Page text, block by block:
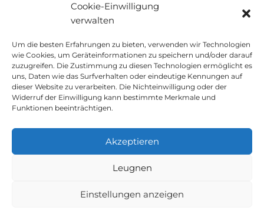
Cookie-Einwilligung
verwalten
Um die besten Erfahrungen zu bieten, verwenden wir Technologien
wie Cookies, um Geräteinformationen zu speichern und/oder darauf
zuzugreifen. Die Zustimmung zu diesen Technologien ermöglicht es
uns, Daten wie das Surfverhalten oder eindeutige Kennungen auf
dieser Website zu verarbeiten. Die Nichteinwilligung oder der
Widerruf der Einwilligung kann bestimmte Merkmale und
Funktionen beeinträchtigen.
Akzeptieren
Leugnen
Einstellungen anzeigen
Begünstigte des Europäischen Fonds für regionale Entwicklung,
dessen Ziel es ist, die Nutzung und Qualität von Informations- und
Kommunikationstechnologien und deren Zugänglichkeit zu
entwickeln, und dank dessen es die folgenden Lösungen
implementiert hat: Online-Präsenz durch seine Webseite. Die
vorliegende Maßnahme fand im Jahr 2020 statt. Zu diesem Zweck
wurde sie vom TIC Cámaras-Programm von Cámara aus Murcia
Buchungsbedingungen
Cookie-Richtlinie